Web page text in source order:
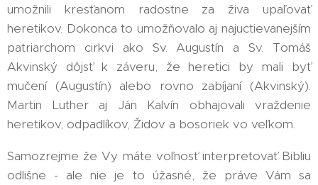
umožnili kresťanom radostne za živa upaľovať
heretikov. Dokonca to umožňovalo aj najuctievanejším
patriarchom cirkvi ako Sv. Augustín a Sv. Tomáš
Akvinský dôjsť k záveru, že heretici by mali byť
mučení (Augustín) alebo rovno zabíjaní (Akvinský).
Martin Luther aj Ján Kalvín obhajovali vraždenie
heretikov, odpadlíkov, Židov a bosoriek vo veľkom.
Samozrejme že Vy máte voľnosť interpretovať Bibliu
odlišne - ale nie je to úžasné, že práve Vám sa